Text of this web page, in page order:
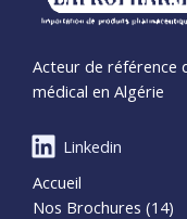
Acteur de référence
médical en Algérie
Linkedin
Accueil
Nos Brochures (14)